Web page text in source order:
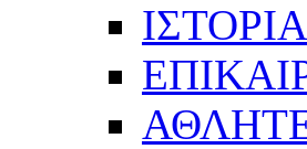
ΙΣΤΟΡΙΑ